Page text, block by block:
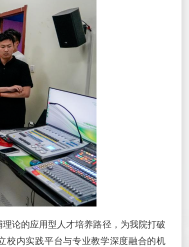
论的应用型人才培养路径，为我院打破
校内实践平台与专业教学深度融合的机